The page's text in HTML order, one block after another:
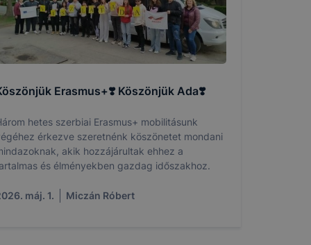
Erasmus+❣️ Köszönjük Ada❣️
hetes szerbiai Erasmus+ mobilitásunk
érkezve szeretnénk köszönetet mondani
akik hozzájárultak ehhez a
és élményekben gazdag időszakhoz.
máj. 1. Miczán Róbert
kat,
k
a